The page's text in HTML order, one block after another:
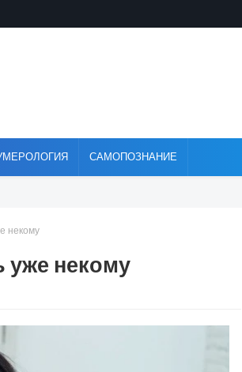
САМОПОЗНАНИЕ
некому
уже некому